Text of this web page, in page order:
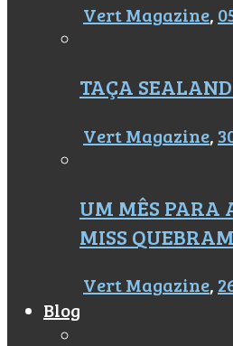
Vert Magazine,
TAÇA
Vert Magazine,
UM MÊS PARA
MISS
Vert Magazine,
Blog